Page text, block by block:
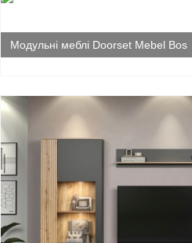
Модульні меблі Doorset Mebel Bos